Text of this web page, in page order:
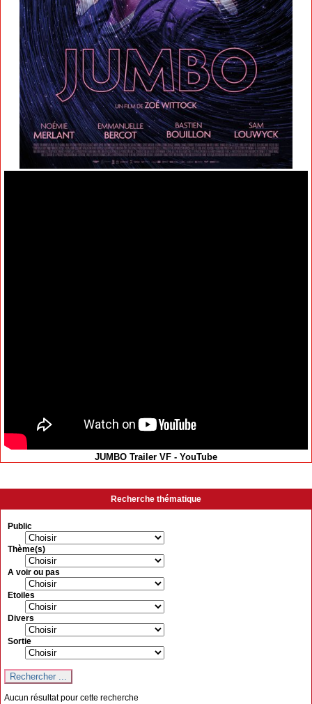
JUMBO Trailer VF - YouTube
Recherche thématique
Public
Thème(s)
A voir ou pas
Etoiles
Divers
Sortie
Aucun résultat pour cette recherche